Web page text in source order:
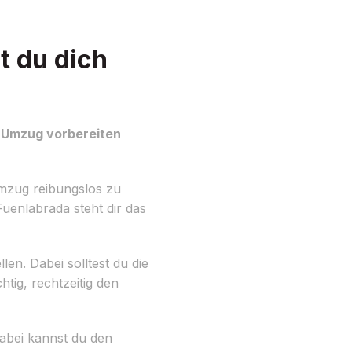
du dich
vorbereiten
reibungslos zu
steht dir das
Dabei solltest du die
rechtzeitig den
kannst du den